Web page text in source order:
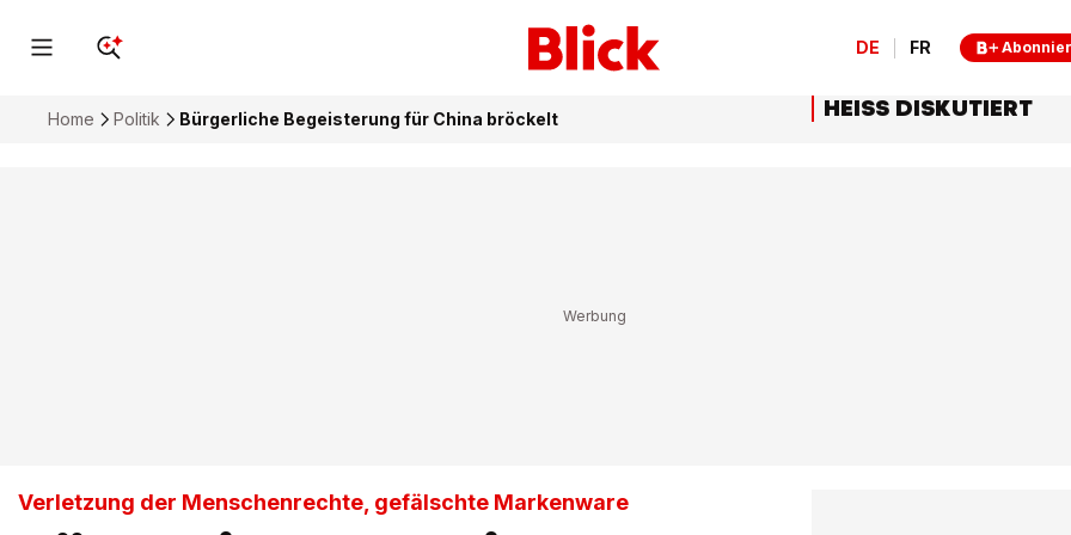
DE FR
Home Politik Bürgerliche Begeisterung für China bröckelt
Verletzung der Menschenrechte, gefälschte Markenware
HEISS DISKUTIERT